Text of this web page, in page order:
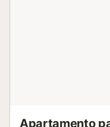
Apartamento